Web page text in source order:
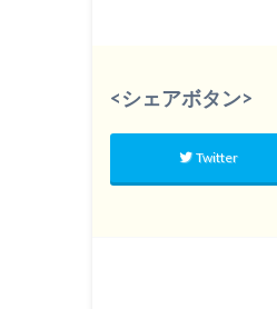
<シェアボタン>
Twitter